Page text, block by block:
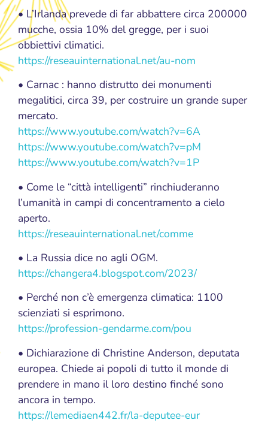
• L’Irlanda prevede di far abbattere circa 200000
mucche, ossia 10% del gregge, per i suoi
obbiettivi climatici.
https://reseauinternational.net/au-nom
• Carnac : hanno distrutto dei monumenti
megalitici, circa 39, per costruire un grande super
mercato.
https://www.youtube.com/watch?v=6A
https://www.youtube.com/watch?v=pM
https://www.youtube.com/watch?v=1P
• Come le “città intelligenti” rinchiuderanno
l’umanità in campi di concentramento a cielo
aperto.
https://reseauinternational.net/comme
• La Russia dice no agli OGM.
https://changera4.blogspot.com/2023/
• Perché non c’è emergenza climatica: 1100
scienziati si esprimono.
https://profession-gendarme.com/pou
• Dichiarazione di Christine Anderson, deputata
europea. Chiede ai popoli di tutto il monde di
prendere in mano il loro destino finché sono
ancora in tempo.
https://lemediaen442.fr/la-deputee-eur